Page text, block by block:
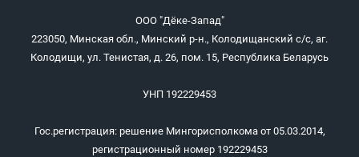
ООО "Дёке-Запад"
223050, Минская обл., Минский р-н., Колодищанский с/с, аг.
Колодищи, ул. Тенистая, д. 26, пом. 15, Республика Беларусь
УНП 192229453
Гос.регистрация: решение Мингорисполкома от 05.03.2014,
регистрационный номер 192229453